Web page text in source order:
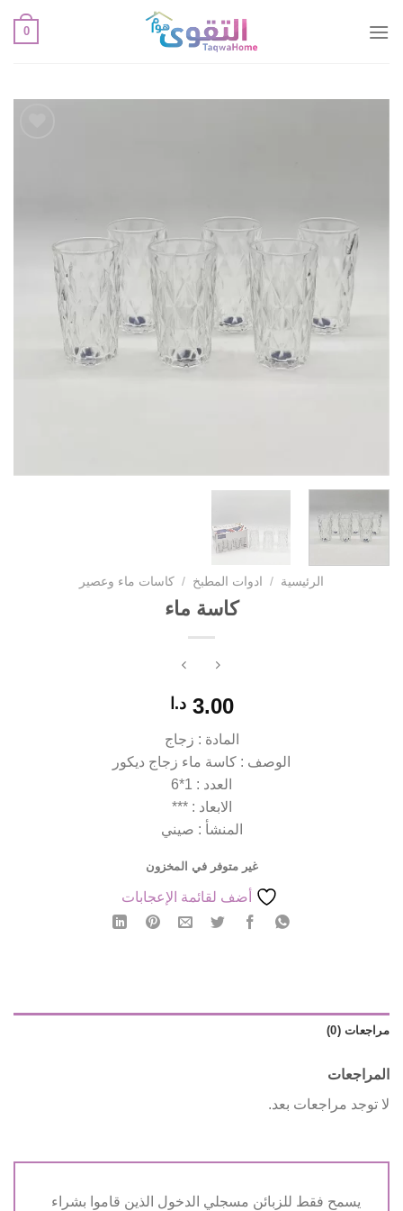
0
الرئيسية / ادوات المطبخ / كاسات ماء وعصير
كاسة ماء
3.00 د.ا
المادة : زجاج
الوصف : كاسة ماء زجاج ديكور
العدد : 1*6
الابعاد : ***
المنشأ : صيني
غير متوفر في المخزون
أضف لقائمة الإعجابات
مراجعات (0)
المراجعات
لا توجد مراجعات بعد.
يسمح فقط للزبائن مسجلي الدخول الذين قاموا بشراء